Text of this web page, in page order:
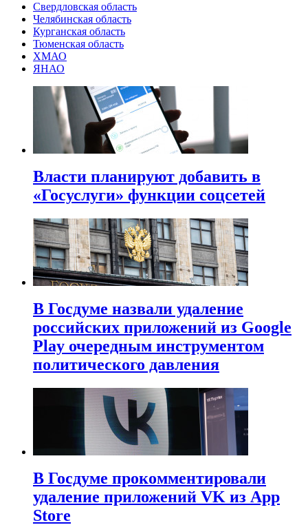
Свердловская область
Челябинская область
Курганская область
Тюменская область
ХМАО
ЯНАО
Власти планируют добавить в
«Госуслуги» функции соцсетей
В Госдуме назвали удаление
российских приложений из Google
Play очередным инструментом
политического давления
В Госдуме прокомментировали
удаление приложений VK из App
Store